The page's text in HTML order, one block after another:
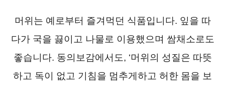
머위는 예로부터 즐겨먹던 식품입니다. 잎을 따
다가 국을 끓이고 나물로 이용했으며 쌈채소로도
좋습니다. 동의보감에서도, ‘머위의 성질은 따뜻
하고 독이 없고 기침을 멈추게하고 허한 몸을 보